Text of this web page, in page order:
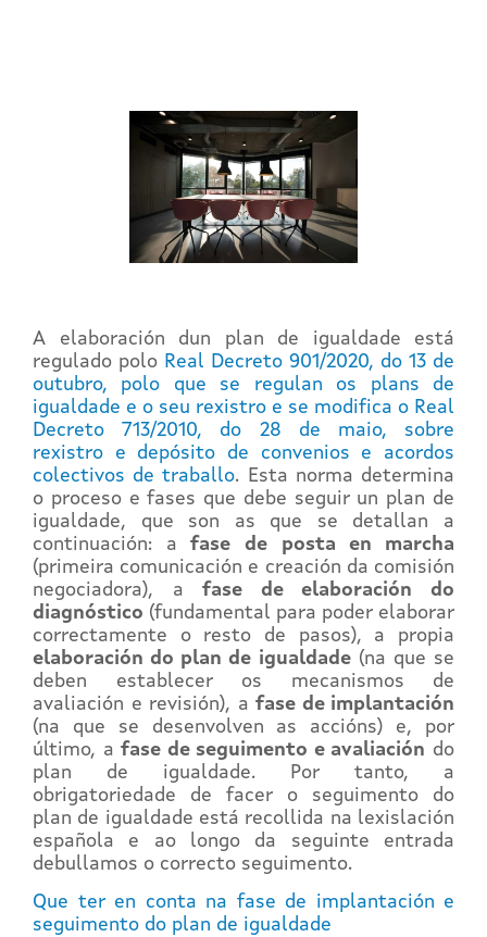
A elaboración dun plan de igualdade está
regulado polo Real Decreto 901/2020, do 13 de
outubro, polo que se regulan os plans de
igualdade e o seu rexistro e se modifica o Real
Decreto 713/2010, do 28 de maio, sobre
rexistro e depósito de convenios e acordos
colectivos de traballo. Esta norma determina
o proceso e fases que debe seguir un plan de
igualdade, que son as que se detallan a
continuación: a fase de
posta en marcha
(primeira comunicación e creación da comisión
negociadora), afase de elaboración do
diagnóstico (fundamental para poder elaborar
correctamente o resto de pasos), a propia
elaboración do plan de igualdade(na que se
deben establecer os mecanismos de
avaliación e revisión), a fase de implantación
(na que se desenvolven as accións) e, por
último, afase de seguimento e avaliación do
plan de igualdade. Por tanto, a
obrigatoriedade de facer o seguimento do
plan de igualdade está recollida na lexislación
española e ao longo da seguinte entrada
debullamos o correcto seguimento.
Que ter en conta na fase de implantación e
seguimento do plan de igualdade